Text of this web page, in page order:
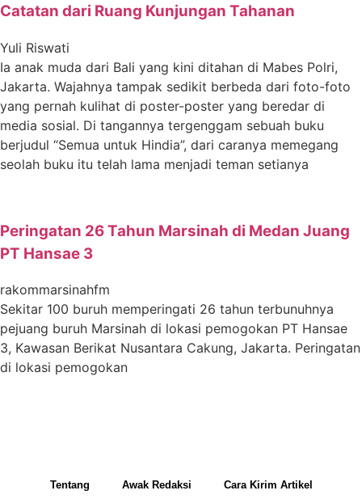
Catatan dari Ruang Kunjungan Tahanan
Yuli Riswati
Ia anak muda dari Bali yang kini ditahan di Mabes Polri,
Jakarta. Wajahnya tampak sedikit berbeda dari foto-foto
yang pernah kulihat di poster-poster yang beredar di
media sosial. Di tangannya tergenggam sebuah buku
berjudul “Semua untuk Hindia”, dari caranya memegang
seolah buku itu telah lama menjadi teman setianya
Peringatan 26 Tahun Marsinah di Medan Juang
PT Hansae 3
rakommarsinahfm
Sekitar 100 buruh memperingati 26 tahun terbunuhnya
pejuang buruh Marsinah di lokasi pemogokan PT Hansae
3, Kawasan Berikat Nusantara Cakung, Jakarta. Peringatan
di lokasi pemogokan
Tentang Awak Redaksi Cara Kirim Artikel